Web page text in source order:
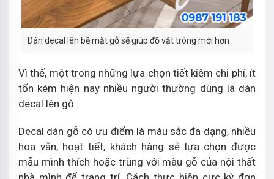
Dán decal lên bề mặt gỗ sẽ giúp đồ vật trông mới hơn
Vì thế, một trong những lựa chọn tiết kiệm chi phí, ít
tốn kém hiện nay nhiều người thường dùng là dán
decal lên gỗ.
Decal dán gỗ có ưu điểm là màu sắc đa dạng, nhiều
hoa văn, hoạt tiết, khách hàng sẽ lựa chọn được
mẫu mình thích hoặc trùng với màu gỗ của nội thất